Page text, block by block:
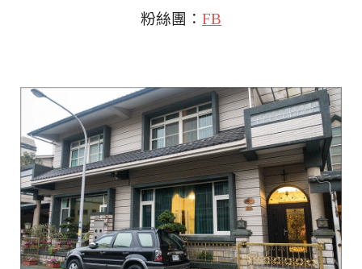
粉絲團： FB